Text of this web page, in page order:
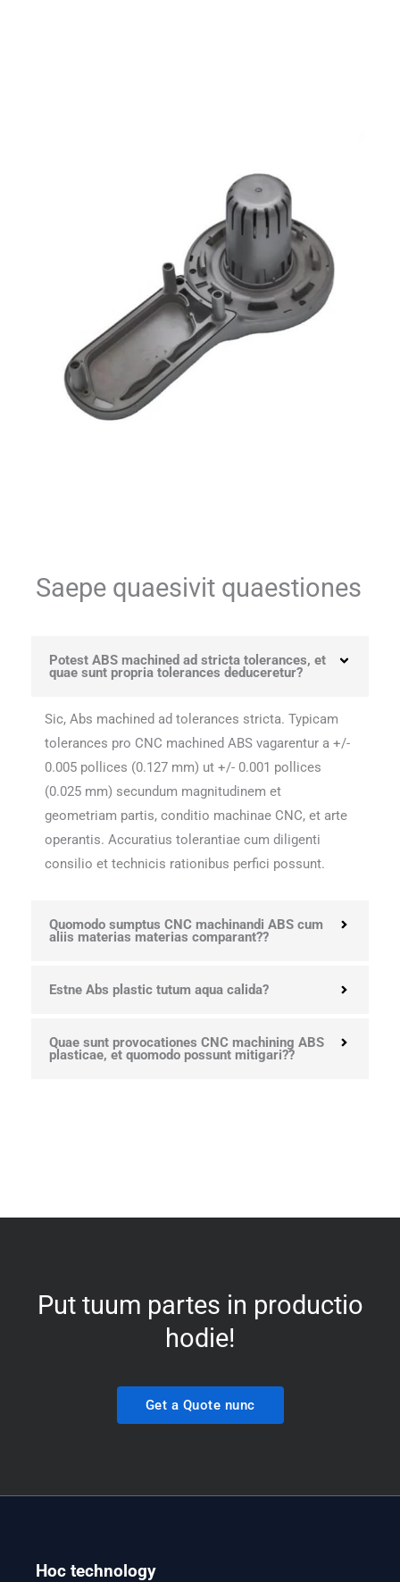
Saepe quaesivit quaestiones
Potest ABS machined ad stricta tolerances, et
quae sunt propria tolerances deduceretur?
Sic, Abs machined ad tolerances stricta. Typicam
tolerances pro CNC machined ABS vagarentur a +/-
0.005 pollices (0.127 mm) ut +/- 0.001 pollices
(0.025 mm) secundum magnitudinem et
geometriam partis, conditio machinae CNC, et arte
operantis. Accuratius tolerantiae cum diligenti
consilio et technicis rationibus perfici possunt.
Quomodo sumptus CNC machinandi ABS cum
aliis materias materias comparant??
Estne Abs plastic tutum aqua calida?
Quae sunt provocationes CNC machining ABS
plasticae, et quomodo possunt mitigari??
Put tuum partes in productio
hodie!
Get a Quote nunc
Hoc technology